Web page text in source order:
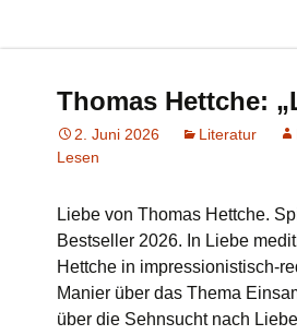
Thomas Hettche:
2. Juni 2026 Literatur
Lesen
Liebe von Thomas Hettche.
Bestseller 2026. In Liebe
Hettche in impressionistisch-
Manier über das Thema
über die Sehnsucht nach